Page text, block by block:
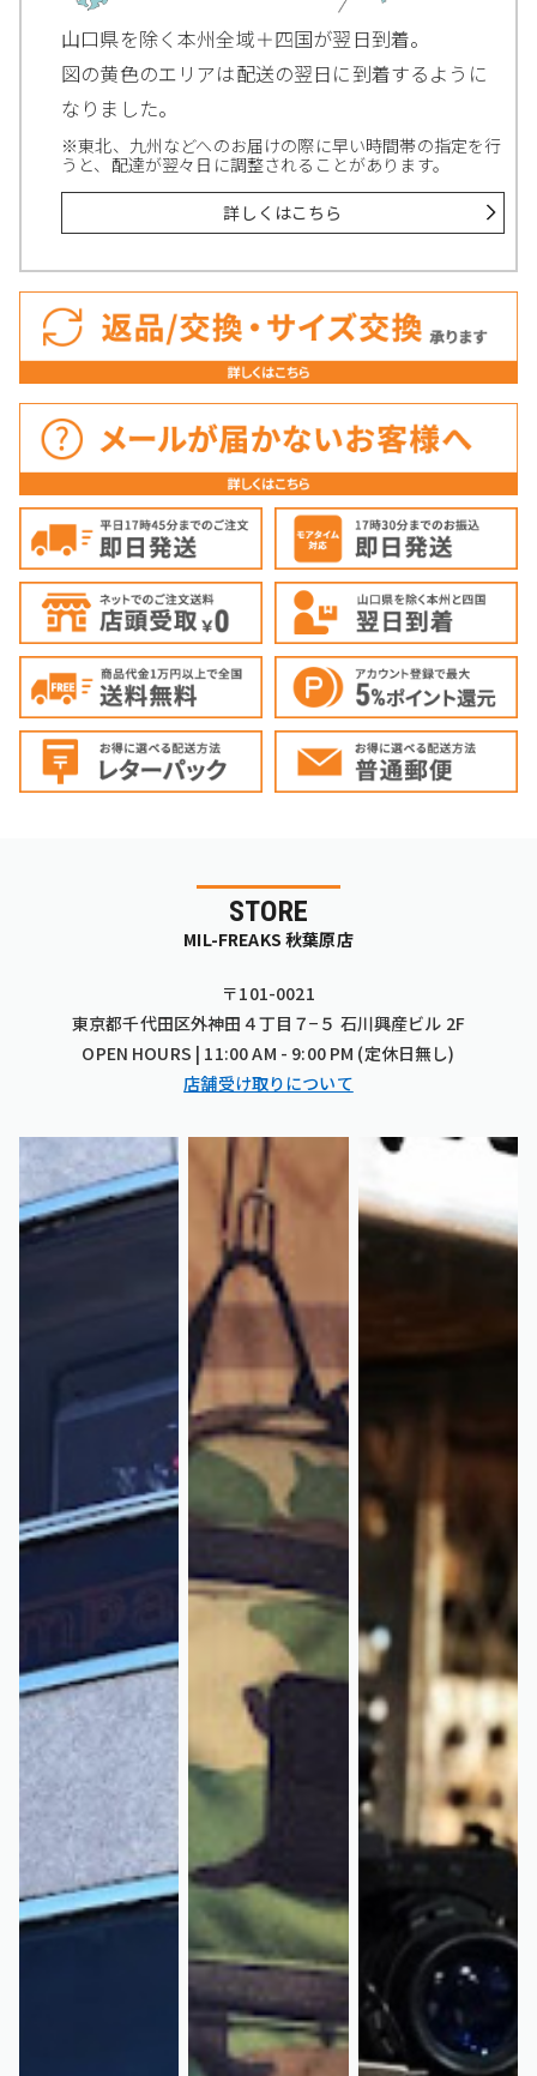
山口県を除く本州全域＋四国が翌日到着。
図の黄色のエリアは配送の翌日に到着するように
なりました。
※東北、九州などへのお届けの際に早い時間帯の指定を行
うと、配達が翌々日に調整されることがあります。
詳しくはこちら
STORE
MIL-FREAKS 秋葉原店
〒101-0021
東京都千代田区外神田４丁目７−５ 石川興産ビル 2F
OPEN HOURS | 11:00 AM - 9:00 PM (定休日無し)
店舗受け取りについて